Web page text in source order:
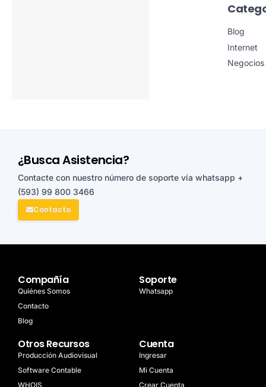
Blog
Internet
Negocios
¿Busca Asistencia?
Contacte con nuestro número de soporte vía whatsapp +
(593) 99 800 3466
Contacto
Compañía
Quiénes Somos
Contacto
Blog
Soporte
Whatsapp
Otros Recursos
Producción Audiovisual
Software Contable
WHOIS
Cuenta
Ingresar
Mi Cuenta
Crear Cuenta